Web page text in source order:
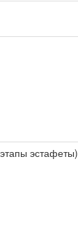
эстафеты)